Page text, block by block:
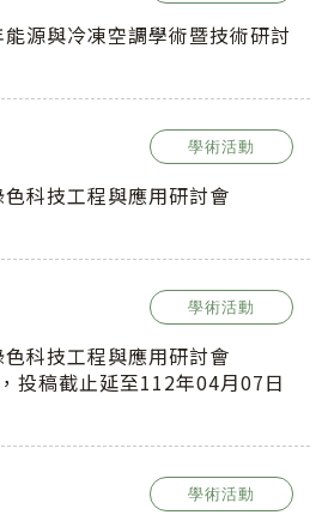
能源與冷凍空調學術暨技術研討
學術活動
色科技工程與應用研討會
學術活動
色科技工程與應用研討會
投稿截止延至112年04月07日
學術活動